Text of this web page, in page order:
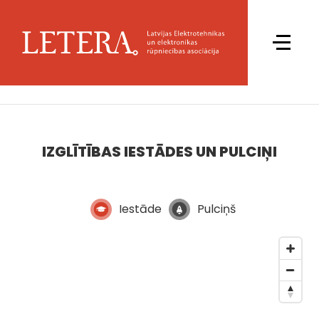
IZGLĪTĪBAS IESTĀDES UN PULCIŅI
Iestāde Pulciņš